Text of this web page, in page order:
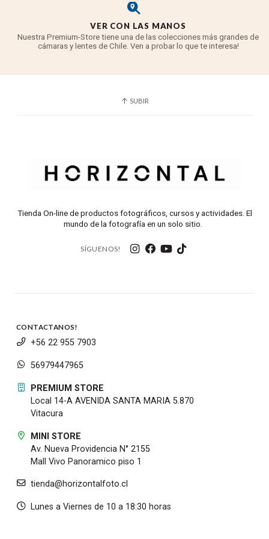
VER CON LAS MANOS
Nuestra Premium-Store tiene una de las colecciones más grandes de
cámaras y lentes de Chile. Ven a probar lo que te interesa!
SUBIR
Tienda On-line de productos fotográficos, cursos y actividades. El
mundo de la fotografía en un solo sitio.
SÍGUENOS!
CONTACTANOS!
+56 22 955 7903
56979447965
PREMIUM STORE
Local 14-A AVENIDA SANTA MARIA 5.870
Vitacura
MINI STORE
Av. Nueva Providencia N° 2155
Mall Vivo Panoramico piso 1
tienda@horizontalfoto.cl
Lunes a Viernes de 10 a 18:30 horas